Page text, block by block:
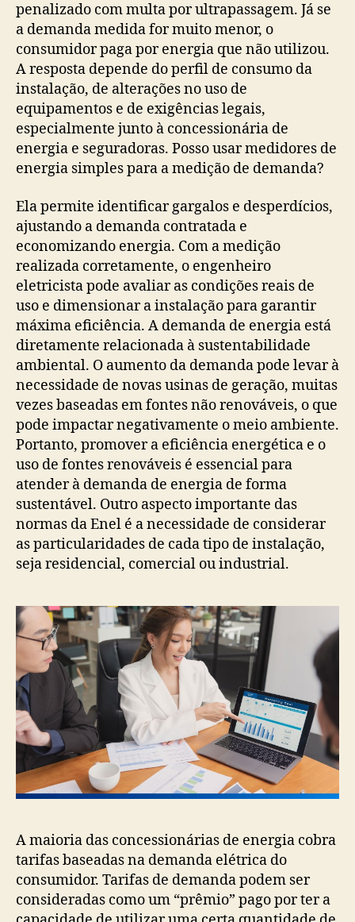
penalizado com multa por ultrapassagem. Já se
a demanda medida for muito menor, o
consumidor paga por energia que não utilizou.
A resposta depende do perfil de consumo da
instalação, de alterações no uso de
equipamentos e de exigências legais,
especialmente junto à concessionária de
energia e seguradoras. Posso usar medidores de
energia simples para a medição de demanda?
Ela permite identificar gargalos e desperdícios,
ajustando a demanda contratada e
economizando energia. Com a medição
realizada corretamente, o engenheiro
eletricista pode avaliar as condições reais de
uso e dimensionar a instalação para garantir
máxima eficiência. A demanda de energia está
diretamente relacionada à sustentabilidade
ambiental. O aumento da demanda pode levar à
necessidade de novas usinas de geração, muitas
vezes baseadas em fontes não renováveis, o que
pode impactar negativamente o meio ambiente.
Portanto, promover a eficiência energética e o
uso de fontes renováveis é essencial para
atender à demanda de energia de forma
sustentável. Outro aspecto importante das
normas da Enel é a necessidade de considerar
as particularidades de cada tipo de instalação,
seja residencial, comercial ou industrial.
A maioria das concessionárias de energia cobra
tarifas baseadas na demanda elétrica do
consumidor. Tarifas de demanda podem ser
consideradas como um “prêmio” pago por ter a